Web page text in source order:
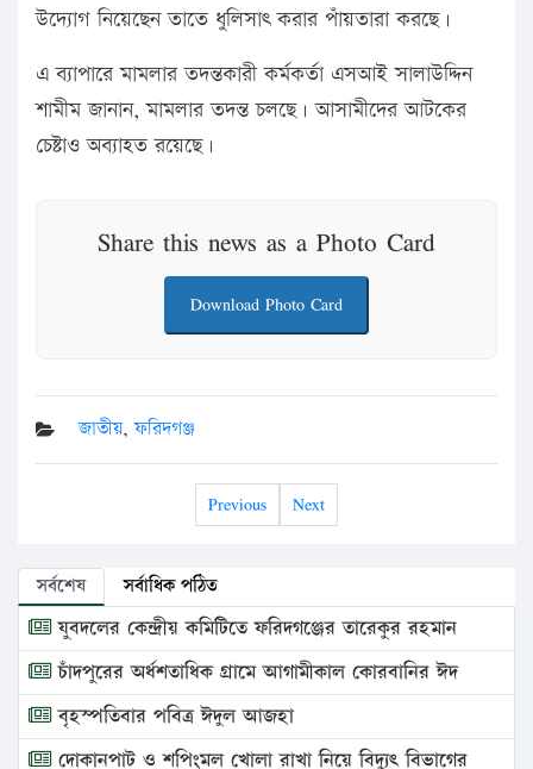
উদ্যোগ নিয়েছেন তাতে ধুলিসাৎ করার পাঁয়তারা করছে।
এ ব্যাপারে মামলার তদন্তকারী কর্মকর্তা এসআই সালাউদ্দিন
শামীম জানান, মামলার তদন্ত চলছে। আসামীদের আটকের
চেষ্টাও অব্যাহত রয়েছে।
Share this news as a Photo Card
Download Photo Card
জাতীয়,ফরিদগঞ্জ
Previous Next
সর্বশেষ সর্বাধিক পঠিত
যুবদলের কেন্দ্রীয় কমিটিতে ফরিদগঞ্জের তারেকুর রহমান
চাঁদপুরের অর্ধশতাধিক গ্রামে আগামীকাল কোরবানির ঈদ
বৃহস্পতিবার পবিত্র ঈদুল আজহা
দোকানপাট ও শপিংমল খোলা রাখা নিয়ে বিদ্যুৎ বিভাগের